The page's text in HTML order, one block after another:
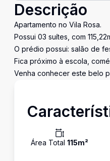
Descrição
Apartamento no Vila Rosa.
Possui 03 suítes, com
O prédio possui: salão de
Fica próximo à escola,
Venha conhecer este belo
Área Total 115m²